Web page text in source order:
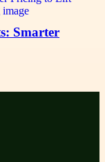
Smarter